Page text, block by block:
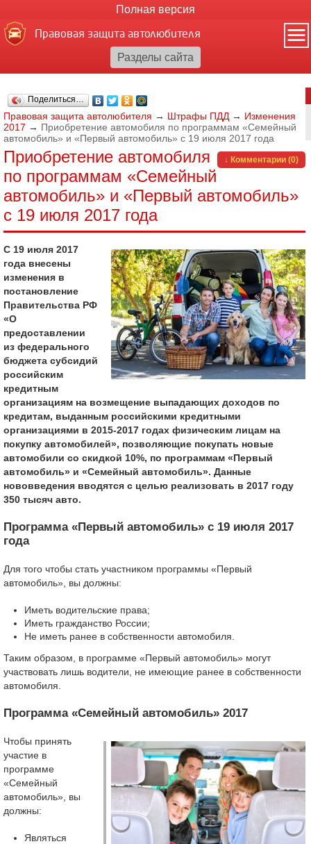
Полная версия
Правовая защита автолюбителя
Поделиться…
Правовая защита автолюбителя → Штрафы ПДД → Изменения
2017 → Приобретение автомобиля по программам «Семейный
автомобиль» и «Первый автомобиль» с 19 июля 2017 года
↓ Комментарии (0)
Приобретение автомобиля
по программам «Семейный
автомобиль» и «Первый автомобиль»
с 19 июля 2017 года
С 19 июля 2017
года внесены
изменения в
постановление
Правительства РФ
«О
предоставлении
из федерального
бюджета субсидий
российским
кредитным
организациям на возмещение выпадающих доходов по
кредитам, выданным российскими кредитными
организациями в 2015-2017 годах физическим лицам на
покупку автомобилей», позволяющие покупать новые
автомобили со скидкой 10%, по программам «Первый
автомобиль» и «Семейный автомобиль». Данные
нововведения вводятся с целью реализовать в 2017 году
350 тысяч авто.
Программа «Первый автомобиль» с 19 июля 2017
года
Для того чтобы стать участником программы «Первый
автомобиль», вы должны:
Иметь водительские права;
Иметь гражданство России;
Не иметь ранее в собственности автомобиля.
Таким образом, в программе «Первый автомобиль» могут
участвовать лишь водители, не имеющие ранее в собственности
автомобиля.
Программа «Семейный автомобиль» 2017
Чтобы принять
участие в
программе
«Семейный
автомобиль», вы
должны:
Являться